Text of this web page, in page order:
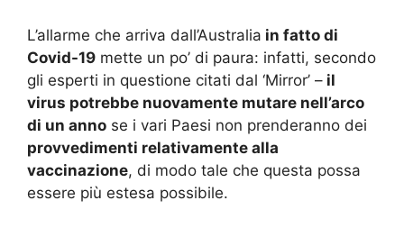
L’allarme che arriva dall’Australia in fatto di
Covid-19 mette un po’ di paura: infatti, secondo
gli esperti in questione citati dal ‘Mirror’ – il
virus potrebbe nuovamente mutare nell’arco
di un anno se i vari Paesi non prenderanno dei
provvedimenti relativamente alla
vaccinazione, di modo tale che questa possa
essere più estesa possibile.